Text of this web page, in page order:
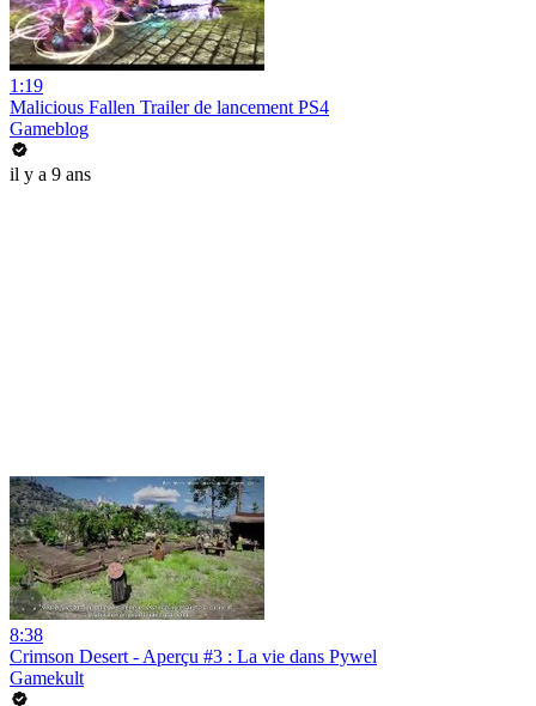
1:19
Malicious Fallen Trailer de lancement PS4
Gameblog
il y a 9 ans
8:38
Crimson Desert - Aperçu #3 : La vie dans Pywel
Gamekult